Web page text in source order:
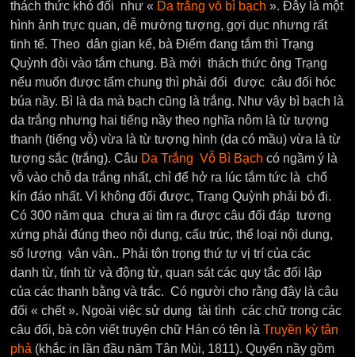
thách thức khó đối như « Da trắng vỗ bì bạch ». Đây là một
hình ảnh trực quan, dễ mường tượng, gợi dục nhưng rất
tinh tế. Theo dân gian kể, bà Điểm đang tắm thì Trạng
Quỳnh đòi vào tắm chung. Bà mới thách thức ông Trạng
nếu muốn được tấm chung thì phải đối được câu đối hóc
búa nầy. Bì là da mà bạch cũng là trắng. Như vậy bì bạch là
da trắng nhưng hai tiếng nầy theo nghĩa nôm là từ tượng
thanh (tiếng vỗ) vừa là từ tượng hình (da có mầu) vừa là từ
tượng sắc (trắng). Câu Da Trắng Vỗ Bì Bạch có ngầm ý là
vỗ vào chỗ da trắng nhất, chỉ để hở ra lúc tắm tức là chổ
kín đáo nhất. Vì không đối được, Trạng Quỳnh phải bỏ đi.
Có 300 năm qua chưa ai tìm ra được câu đối đáp tương
xứng phải đúng theo nội dung, cấu trúc, thể loại nội dung,
số lượng vân vân.. Phải tôn trọng thứ tự vị trí của các
danh từ, tính từ và động từ, quan sát các quy tắc đối lập
của các thanh bằng và trắc. Có người cho rằng đây là câu
đối « chết ». Ngoài việc sử dụng tài tình các chữ trong các
câu đối, bà còn viết truyện chữ Hán có tên là Truyền kỳ tân
phả (khắc in lần đầu năm Tân Mùi, 1811). Quyển nầy gồm